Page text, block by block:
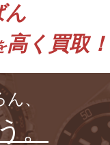
ん
高く買取！
、
。